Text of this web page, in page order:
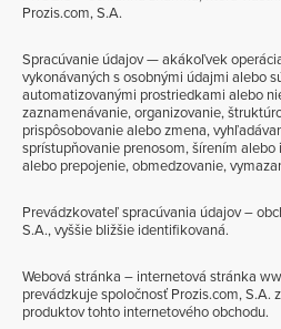
Prozis.com, S.A.
Spracúvanie údajov — akákoľvek
vykonávaných s osobnými údajmi alebo
automatizovanými prostriedkami alebo
zaznamenávanie, organizovanie,
prispôsobovanie alebo zmena,
sprístupňovanie prenosom, šírením
alebo prepojenie, obmedzovanie,
Prevádzkovateľ spracúvania údajov –
S.A., vyššie bližšie identifikovaná.
Webová stránka – internetová stránka
prevádzkuje spoločnosť Prozis.com, S.A.
produktov tohto internetového obchodu.